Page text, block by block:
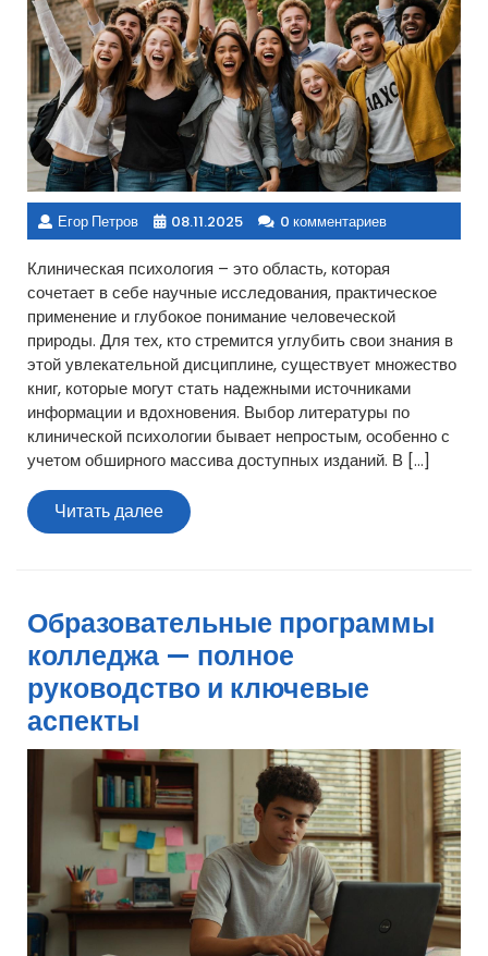
Егор Петров 08.11.2025 0 комментариев
Клиническая психология – это область, которая
сочетает в себе научные исследования, практическое
применение и глубокое понимание человеческой
природы. Для тех, кто стремится углубить свои знания в
этой увлекательной дисциплине, существует множество
книг, которые могут стать надежными источниками
информации и вдохновения. Выбор литературы по
клинической психологии бывает непростым, особенно с
учетом обширного массива доступных изданий. В […]
Читать далееЧитать
далее
Образовательные программы
колледжа — полное
руководство и ключевые
аспекты